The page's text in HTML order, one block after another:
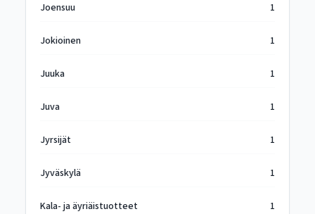
Joensuu 1
Jokioinen 1
Juuka 1
Juva 1
Jyrsijät 1
Jyväskylä 1
Kala- ja äyriäistuotteet 1